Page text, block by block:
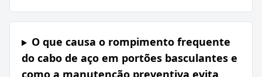
O que causa o rompimento frequente
do cabo de aço em portões basculantes e